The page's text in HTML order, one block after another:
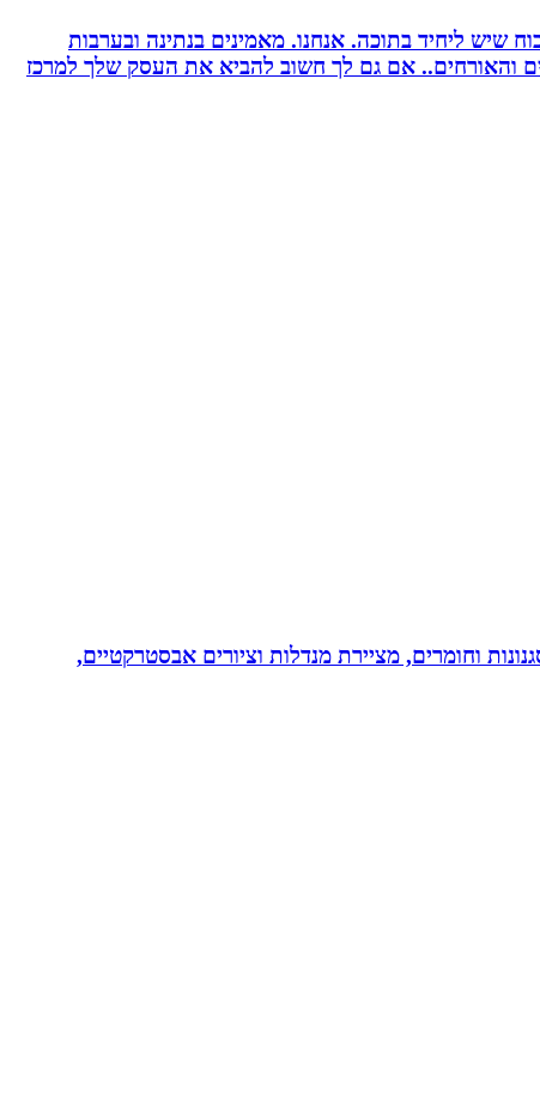
שיש ליחיד בתוכה. אנחנו. מאמינים בנתינה ובערבות
והאורחים.. אם גם לך חשוב להביא את העסק שלך למרכז
וחומרים, מציירת מנדלות וציורים אבסטרקטיים,